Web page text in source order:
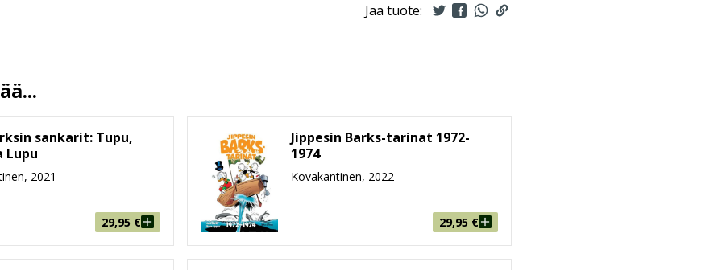
125 mm * 188 mm * 18 mm
6-8, 9-99
Jaa tuote:
sankarit: Tupu,
Lupu
2021
29,95 €
Jippesin Barks-tarinat 1972-
1974
Kovakantinen, 2022
29,95 €